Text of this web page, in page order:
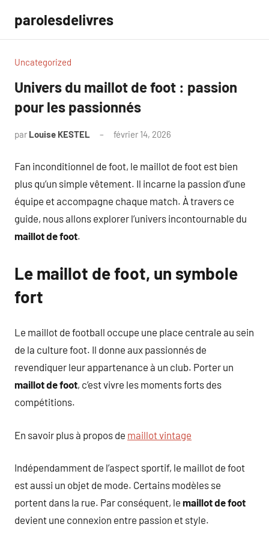
contenu
parolesdelivres
Uncategorized
Univers du maillot de foot : passion
pour les passionnés
par Louise KESTEL février 14, 2026
Fan inconditionnel de foot, le maillot de foot est bien
plus qu’un simple vêtement. Il incarne la passion d’une
équipe et accompagne chaque match. À travers ce
guide, nous allons explorer l’univers incontournable du
maillot de foot.
Le maillot de foot, un symbole
fort
Le maillot de football occupe une place centrale au sein
de la culture foot. Il donne aux passionnés de
revendiquer leur appartenance à un club. Porter un
maillot de foot, c’est vivre les moments forts des
compétitions.
En savoir plus à propos de maillot vintage
Indépendamment de l’aspect sportif, le maillot de foot
est aussi un objet de mode. Certains modèles se
portent dans la rue. Par conséquent, le maillot de foot
devient une connexion entre passion et style.